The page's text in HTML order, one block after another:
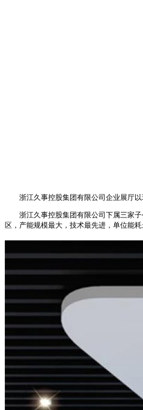
浙江久事控股集团有限公司企业展厅以
浙江久事控股集团有限公司下属三家子
区，产能规模最大，技术最先进，单位能